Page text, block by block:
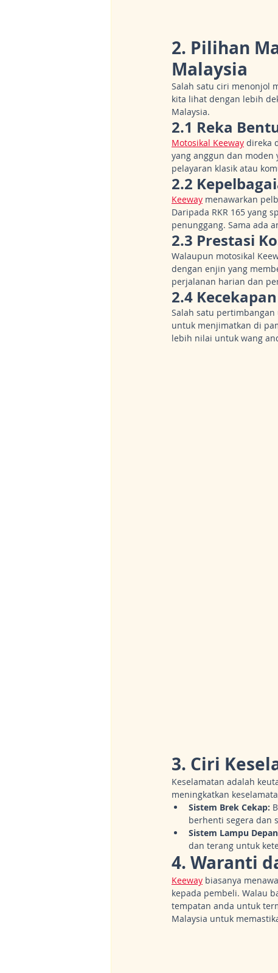
2. Pilihan
Malaysia
Salah satu ciri menonjol
kita lihat dengan lebih
Malaysia.
2.1 Reka
Motosikal Keeway direka
yang anggun dan moden
pelayaran klasik atau
2.2
Keeway menawarkan
Daripada RKR 165 yang
penunggang. Sama ada
2.3 Prestasi
Walaupun motosikal
dengan enjin yang
perjalanan harian dan
2.4
Salah satu
untuk menjimatkan di
lebih nilai untuk wang
3. Ciri
Keselamatan adalah
meningkatkan
Sistem Brek Cekap:
berhenti segera dan
Sistem Lampu
dan terang untuk
4. Waranti
Keeway biasanya
kepada pembeli. Walau
tempatan anda untuk
Malaysia untuk